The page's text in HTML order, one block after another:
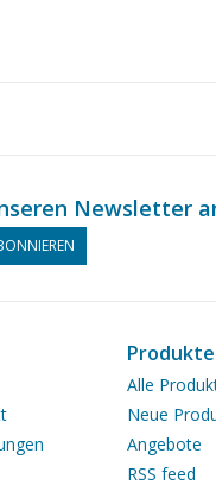
Newsletter
Produkte
Alle
Neue
Angebote
RSS feed